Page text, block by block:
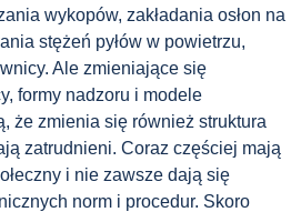
wykopów, zakładania osłon na
stężeń pyłów w powietrzu,
Ale zmieniające się
formy nadzoru i modele
że zmienia się również struktura
zatrudnieni. Coraz częściej mają
i nie zawsze dają się
norm i procedur. Skoro